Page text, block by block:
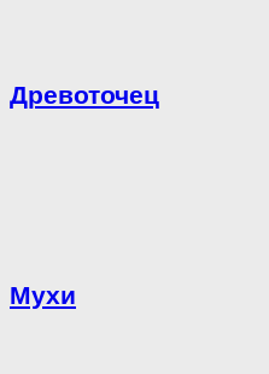
Древоточец
Мухи